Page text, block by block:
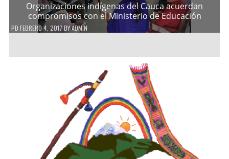
Organizaciones indígenas del Cauca acuerdan
compromisos con el Ministerio de Educación
PD FEBRERO 4, 2017 BYADMIN